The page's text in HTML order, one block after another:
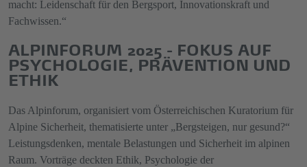
macht: Leidenschaft für den Bergsport, Innovationskraft und
Fachwissen.“
ALPINFORUM 2025 - FOKUS AUF
PSYCHOLOGIE, PRÄVENTION UND
ETHIK
Das Alpinforum, organisiert vom Österreichischen Kuratorium für
Alpine Sicherheit, thematisierte unter „Bergsteigen, nur gesund?“
Leistungsdenken, mentale Belastungen und Sicherheit im alpinen
Raum. Vorträge deckten Ethik, Psychologie der